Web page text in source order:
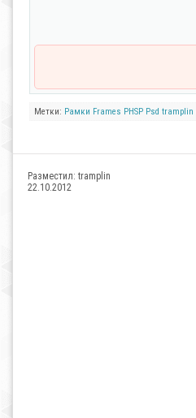
Метки: Рамки Frames PHSP Psd tramplin
Разместил: tramplin
22.10.2012